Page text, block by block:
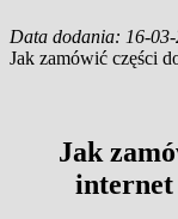
Data dodania: 16-
Jak zamówić części
Jak